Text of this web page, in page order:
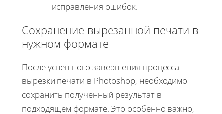
исправления ошибок.
Сохранение вырезанной печати в
нужном формате
После успешного завершения процесса
вырезки печати в Photoshop, необходимо
сохранить полученный результат в
подходящем формате. Это особенно важно,